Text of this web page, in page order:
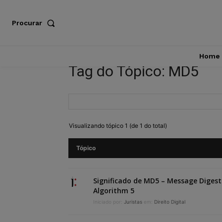
Procurar
Home
Tag do Tópico: MD5
Visualizando tópico 1 (de 1 do total)
Tópico
Significado de MD5 – Message Digest
Algorithm 5
Iniciado por: Juristas em: Direito Digital